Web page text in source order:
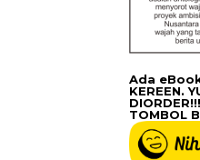
Ada
KEREEN.
TOMBOL